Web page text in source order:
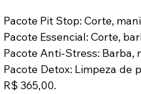
Pacote Pit Stop: Corte,
Pacote Essencial: Corte,
Pacote Anti-Stress: Barba,
Pacote Detox: Limpeza de
R$ 365,00.